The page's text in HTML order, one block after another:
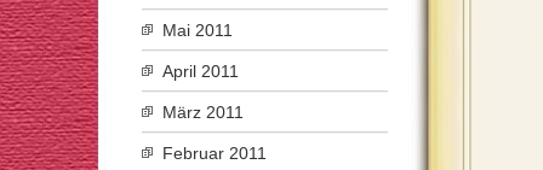
Mai 2011
April 2011
März 2011
Februar 2011